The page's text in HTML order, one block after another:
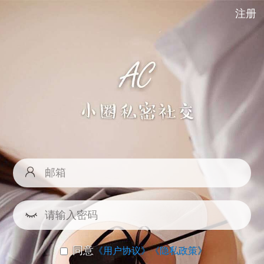
注册
同意《用户协议》《隐私政策》